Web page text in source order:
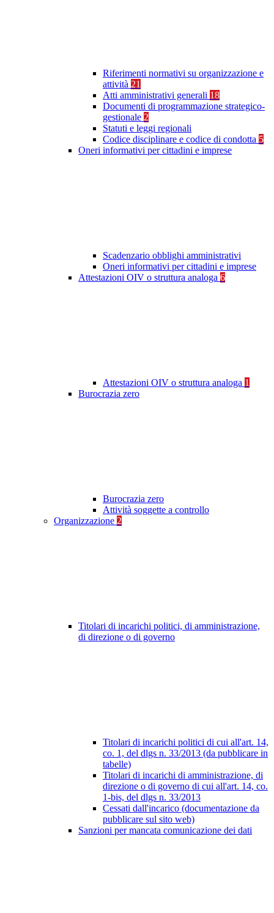
Riferimenti normativi su organizzazione e
attività 21
Atti amministrativi generali 18
Documenti di programmazione strategico-
gestionale 2
Statuti e leggi regionali
Codice disciplinare e codice di condotta 5
Oneri informativi per cittadini e imprese
Scadenzario obblighi amministrativi
Oneri informativi per cittadini e imprese
Attestazioni OIV o struttura analoga 6
Attestazioni OIV o struttura analoga 1
Burocrazia zero
Burocrazia zero
Attività soggette a controllo
Organizzazione 2
Titolari di incarichi politici, di amministrazione,
di direzione o di governo
Titolari di incarichi politici di cui all'art. 14,
co. 1, del dlgs n. 33/2013 (da pubblicare in
tabelle)
Titolari di incarichi di amministrazione, di
direzione o di governo di cui all'art. 14, co.
1-bis, del dlgs n. 33/2013
Cessati dall'incarico (documentazione da
pubblicare sul sito web)
Sanzioni per mancata comunicazione dei dati